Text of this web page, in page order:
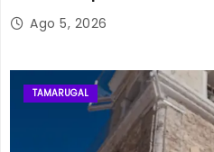
retiro de cables en
Ago 5, 2026
TAMARUGAL